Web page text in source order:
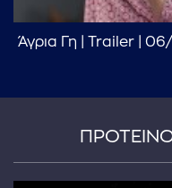
Άγρια Γη | Trailer |